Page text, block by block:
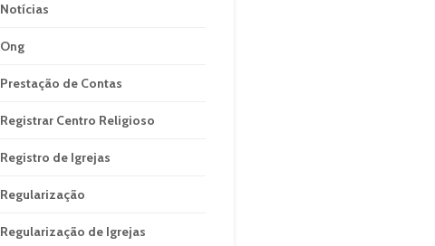
Notícias
Ong
Prestação de Contas
Registrar Centro Religioso
Registro de Igrejas
Regularização
Regularização de Igrejas